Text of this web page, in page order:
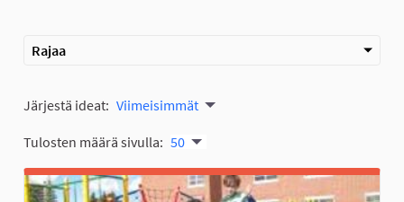
Rajaa
Järjestä ideat: Viimeisimmät
Tulosten määrä sivulla: 50